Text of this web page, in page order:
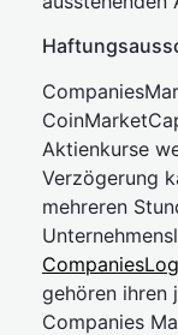
Aktienkurse
Verzögerung
mehreren
gehören ihren
Companies